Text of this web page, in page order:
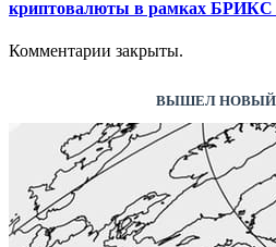
криптовалюты в рамках
Комментарии закрыты.
ВЫШЕЛ